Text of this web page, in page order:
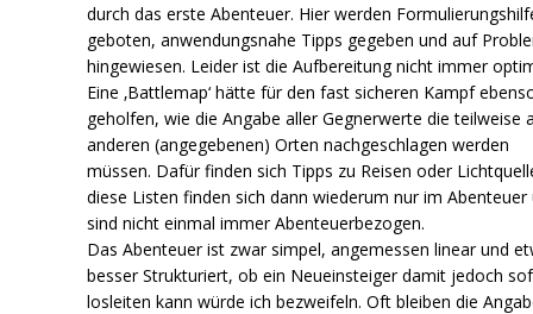
durch das erste Abenteuer. Hier werden
geboten, anwendungsnahe Tipps gegeben und auf
hingewiesen. Leider ist die Aufbereitung nicht immer
Eine ‚Battlemap‘ hätte für den fast sicheren Kampf
geholfen, wie die Angabe aller Gegnerwerte die teilweise
anderen (angegebenen) Orten nachgeschlagen werden
müssen. Dafür finden sich Tipps zu Reisen oder
diese Listen finden sich dann wiederum nur im Abenteuer
sind nicht einmal immer Abenteuerbezogen.
Das Abenteuer ist zwar simpel, angemessen linear und
besser Strukturiert, ob ein Neueinsteiger damit jedoch
losleiten kann würde ich bezweifeln. Oft bleiben die